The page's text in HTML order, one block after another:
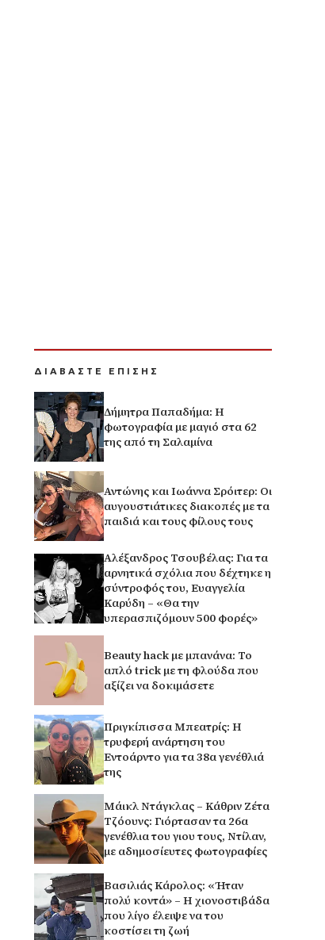
ΔΙΑΒΑΣΤΕ ΕΠΙΣΗΣ
Δήμητρα Παπαδήμα: Η
φωτογραφία με μαγιό στα 62
της από τη Σαλαμίνα
Αντώνης και Ιωάννα Σρόιτερ: Οι
αυγουστιάτικες διακοπές με τα
παιδιά και τους φίλους τους
Αλέξανδρος Τσουβέλας: Για τα
αρνητικά σχόλια που δέχτηκε η
σύντροφός του, Ευαγγελία
Καρύδη – «Θα την
υπερασπιζόμουν 500 φορές»
Beauty hack με μπανάνα: Το
απλό trick με τη φλούδα που
αξίζει να δοκιμάσετε
Πριγκίπισσα Μπεατρίς: Η
τρυφερή ανάρτηση του
Εντοάρντο για τα 38α γενέθλιά
της
Μάικλ Ντάγκλας – Κάθριν Ζέτα
Τζόουνς: Γιόρτασαν τα 26α
γενέθλια του γιου τους, Ντίλαν,
με αδημοσίευτες φωτογραφίες
Βασιλιάς Κάρολος: «Ήταν
πολύ κοντά» – Η χιονοστιβάδα
που λίγο έλειψε να του
κοστίσει τη ζωή